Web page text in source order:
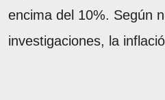
encima del 10%. Según
investigaciones, la